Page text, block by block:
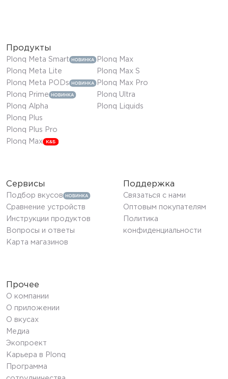
Продукты
Plonq Meta Smart
Plonq Meta Lite
Plonq Meta PODs
Plonq Prime
Plonq Alpha
Plonq Plus
Plonq Plus Pro
Plonq Max
Plonq Max
Plonq Max S
Plonq Max Pro
Plonq Ultra
Plonq Liquids
Сервисы
Подбор вкусов
Сравнение устройств
Инструкции продуктов
Вопросы и ответы
Карта магазинов
Поддержка
Связаться с нами
Оптовым покупателям
Политика
конфиденциальности
Прочее
О компании
О приложении
О вкусах
Медиа
Экопроект
Карьера в Plonq
Программа